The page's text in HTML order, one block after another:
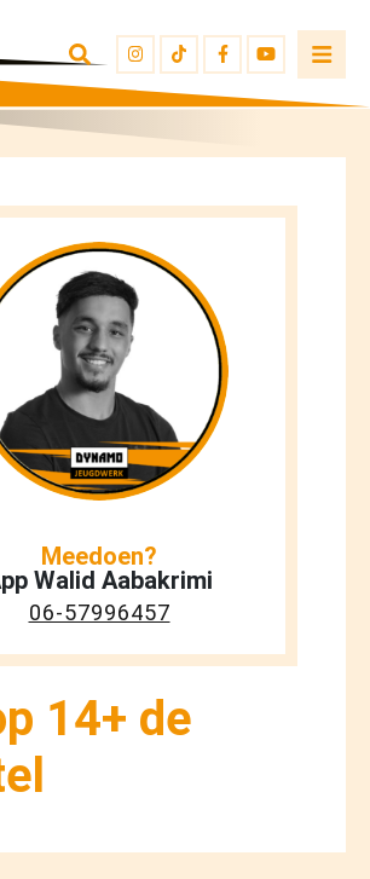
JEUGDWERKERS
Meedoen?
Walid Aabakrimi
06-57996457
14+ de